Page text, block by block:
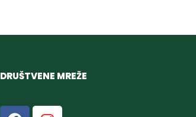
DRUŠTVENE MREŽE